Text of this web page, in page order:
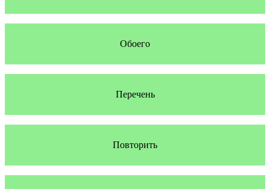
Обоего
Перечень
Повторить